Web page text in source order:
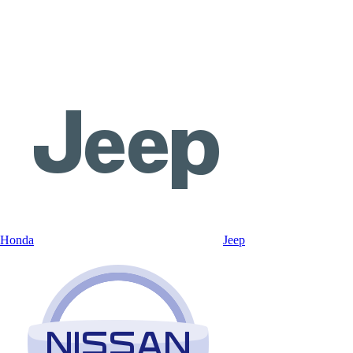
Honda Jeep